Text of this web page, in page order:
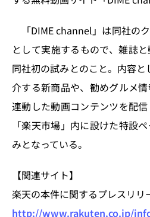
k
「DIME channel」は同社の
として実施するもので、雑誌
同社初の試みとのこと。内容
介する新商品や、勧めグルメ
連動した動画コンテンツを配
「楽天市場」内に設けた特設
みとなっている。
【関連サイト】
楽天の本件に関するプレスリリ
http://www.rakuten.co.jp/